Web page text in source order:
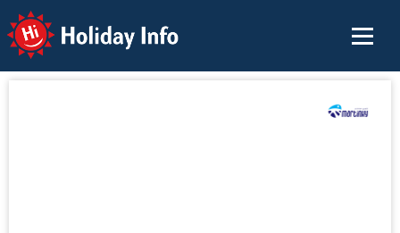
Holiday Info